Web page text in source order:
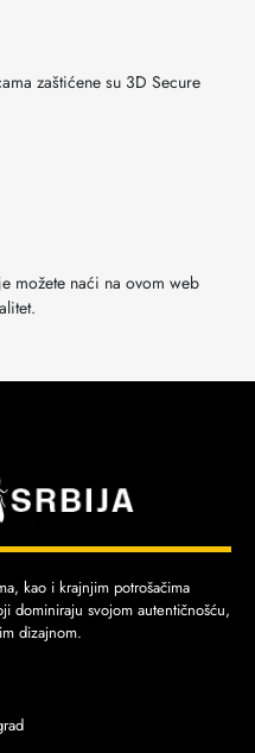
zaštićene su 3D Secure
možete naći na ovom web
kao i krajnjim potrošačima
dominiraju svojom autentičnošću,
dizajnom.